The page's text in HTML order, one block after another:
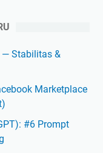
— Stabilitas &
Marketplace
#6 Prompt